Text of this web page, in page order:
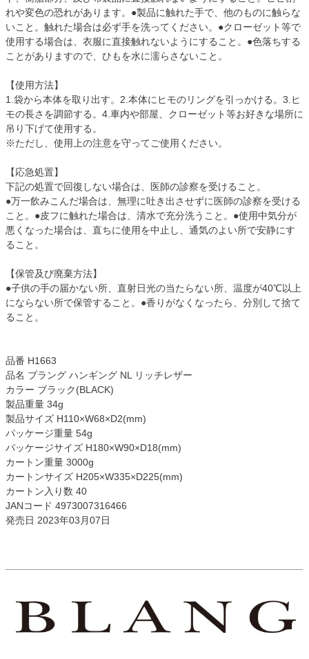
れや変色の恐れがあります。●製品に触れた手で、他のものに触らな
いこと。触れた場合は必ず手を洗ってください。●クローゼット等で
使用する場合は、衣服に直接触れないようにすること。●色落ちする
ことがありますので、ひもを水に濡らさないこと。
【使用方法】
1.袋から本体を取り出す。2.本体にヒモのリングを引っかける。3.ヒ
モの長さを調節する。4.車内や部屋、クローゼット等お好きな場所に
吊り下げて使用する。
※ただし、使用上の注意を守ってご使用ください。
【応急処置】
下記の処置で回復しない場合は、医師の診察を受けること。
●万一飲みこんだ場合は、無理に吐き出させずに医師の診察を受ける
こと。●皮フに触れた場合は、清水で充分洗うこと。●使用中気分が
悪くなった場合は、直ちに使用を中止し、通気のよい所で安静にす
ること。
【保管及び廃棄方法】
●子供の手の届かない所、直射日光の当たらない所、温度が40℃以上
にならない所で保管すること。●香りがなくなったら、分別して捨て
ること。
品番 H1663
品名 ブラング ハンギング NL リッチレザー
カラー ブラック(BLACK)
製品重量 34g
製品サイズ H110×W68×D2(mm)
パッケージ重量 54g
パッケージサイズ H180×W90×D18(mm)
カートン重量 3000g
カートンサイズ H205×W335×D225(mm)
カートン入り数 40
JANコード 4973007316466
発売日 2023年03月07日